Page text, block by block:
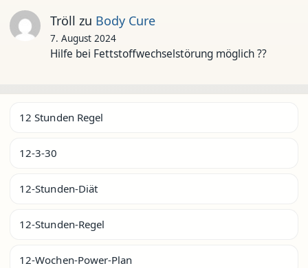
Tröll zu Body Cure
7. August 2024
Hilfe bei Fettstoffwechselstörung möglich ??
12 Stunden Regel
12-3-30
12-Stunden-Diät
12-Stunden-Regel
12-Wochen-Power-Plan